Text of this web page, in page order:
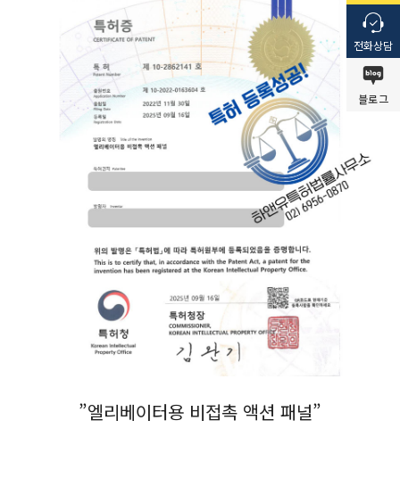
전화상담
블로그
”엘리베이터용 비접촉 액션 패널”